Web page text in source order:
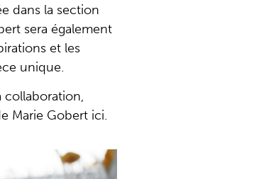
dans la section
sera également
et les
unique.
collaboration,
Marie Gobert ici.